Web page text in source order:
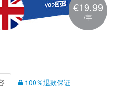
€19.99
/年
100％退款保证